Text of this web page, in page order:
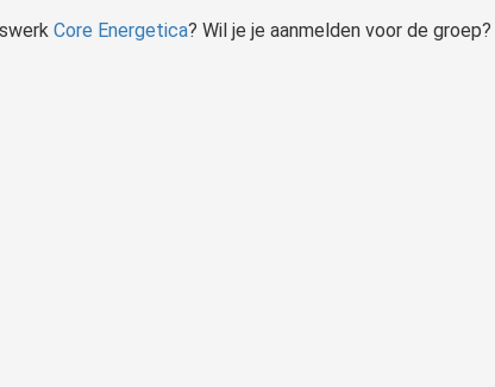
Core Energetica? Wil je je aanmelden voor de